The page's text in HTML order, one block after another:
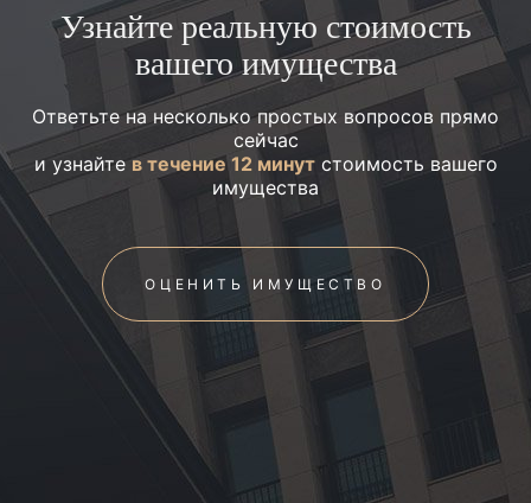
Узнайте реальную стоимость
вашего имущества
Ответьте на несколько простых вопросов прямо
сейчас
и узнайтев течение 12 минутстоимость вашего
имущества
ОЦЕНИТЬ ИМУЩЕСТВО